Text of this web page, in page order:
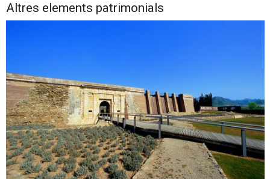
Altres elements patrimonials